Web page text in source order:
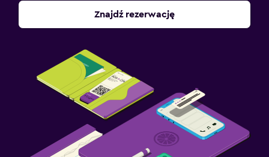
Znajdź rezerwację